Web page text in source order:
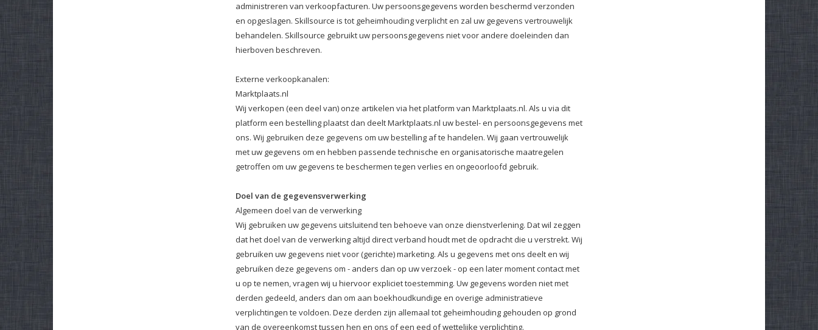
administreren van verkoopfacturen. Uw persoonsgegevens worden beschermd verzonden
en opgeslagen. Skillsource is tot geheimhouding verplicht en zal uw gegevens vertrouwelijk
behandelen. Skillsource gebruikt uw persoonsgegevens niet voor andere doeleinden dan
hierboven beschreven.
Externe verkoopkanalen:
Marktplaats.nl
Wij verkopen (een deel van) onze artikelen via het platform van Marktplaats.nl. Als u via dit
platform een bestelling plaatst dan deelt Marktplaats.nl uw bestel- en persoonsgegevens met
ons. Wij gebruiken deze gegevens om uw bestelling af te handelen. Wij gaan vertrouwelijk
met uw gegevens om en hebben passende technische en organisatorische maatregelen
getroffen om uw gegevens te beschermen tegen verlies en ongeoorloofd gebruik.
Doel van de gegevensverwerking
Algemeen doel van de verwerking
Wij gebruiken uw gegevens uitsluitend ten behoeve van onze dienstverlening. Dat wil zeggen
dat het doel van de verwerking altijd direct verband houdt met de opdracht die u verstrekt. Wij
gebruiken uw gegevens niet voor (gerichte) marketing. Als u gegevens met ons deelt en wij
gebruiken deze gegevens om - anders dan op uw verzoek - op een later moment contact met
u op te nemen, vragen wij u hiervoor expliciet toestemming. Uw gegevens worden niet met
derden gedeeld, anders dan om aan boekhoudkundige en overige administratieve
verplichtingen te voldoen. Deze derden zijn allemaal tot geheimhouding gehouden op grond
van de overeenkomst tussen hen en ons of een eed of wettelijke verplichting.